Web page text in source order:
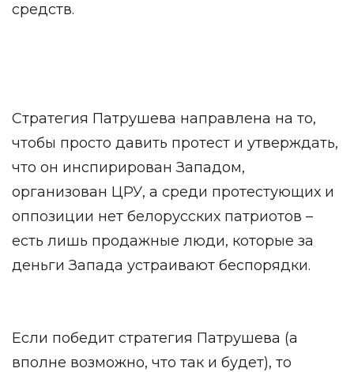
средств.
Стратегия Патрушева направлена на то,
чтобы просто давить протест и утверждать,
что он инспирирован Западом,
организован ЦРУ, а среди протестующих и
оппозиции нет белорусских патриотов –
есть лишь продажные люди, которые за
деньги Запада устраивают беспорядки.
Если победит стратегия Патрушева (а
вполне возможно, что так и будет), то